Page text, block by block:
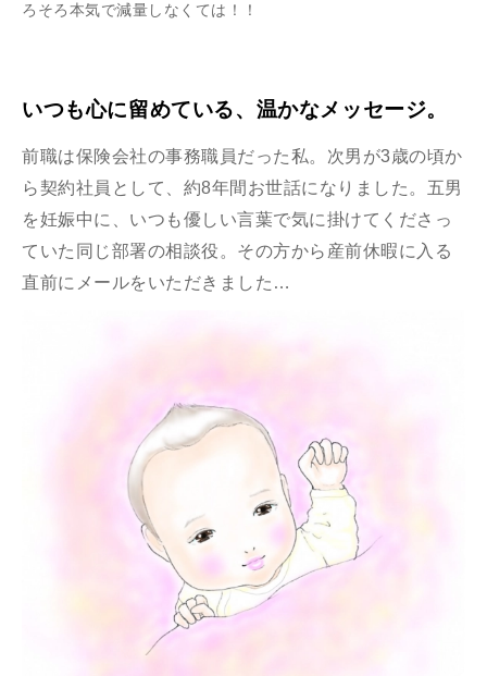
ろそろ本気で減量しなくては！！
いつも心に留めている、温かなメッセージ。
前職は保険会社の事務職員だった私。次男が3歳の頃か
ら契約社員として、約8年間お世話になりました。五男
を妊娠中に、いつも優しい言葉で気に掛けてくださっ
ていた同じ部署の相談役。その方から産前休暇に入る
直前にメールをいただきました…